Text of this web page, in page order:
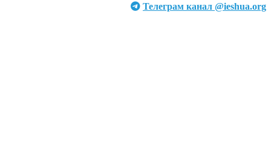
Телеграм канал @ieshua.org